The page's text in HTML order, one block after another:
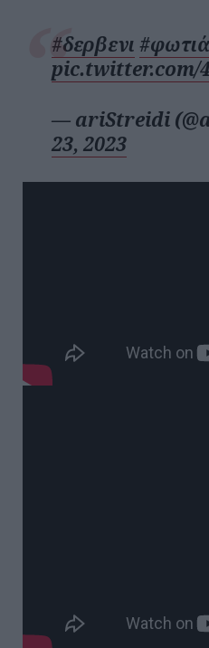
#δερβενι #φωτιά
pic.twitter.com/
— ariStreidi
23, 2023